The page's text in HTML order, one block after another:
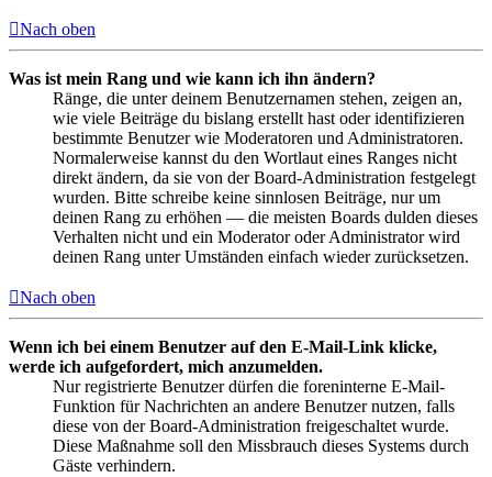
Nach oben
Was ist mein Rang und wie kann ich ihn ändern?
Ränge, die unter deinem Benutzernamen stehen, zeigen an,
wie viele Beiträge du bislang erstellt hast oder identifizieren
bestimmte Benutzer wie Moderatoren und Administratoren.
Normalerweise kannst du den Wortlaut eines Ranges nicht
direkt ändern, da sie von der Board-Administration festgelegt
wurden. Bitte schreibe keine sinnlosen Beiträge, nur um
deinen Rang zu erhöhen — die meisten Boards dulden dieses
Verhalten nicht und ein Moderator oder Administrator wird
deinen Rang unter Umständen einfach wieder zurücksetzen.
Nach oben
Wenn ich bei einem Benutzer auf den E-Mail-Link klicke,
werde ich aufgefordert, mich anzumelden.
Nur registrierte Benutzer dürfen die foreninterne E-Mail-
Funktion für Nachrichten an andere Benutzer nutzen, falls
diese von der Board-Administration freigeschaltet wurde.
Diese Maßnahme soll den Missbrauch dieses Systems durch
Gäste verhindern.